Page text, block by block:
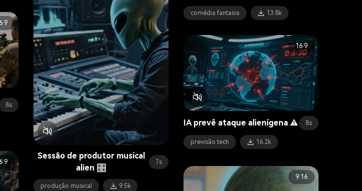
comédia fantasia 13.8k
Sessão de produtor musical
alien 🎛️
7s
produção musical 9.5k
8s
16:9
IA prevê ataque alienígena ⚠️ 8s
previsão tech 16.2k
9:16